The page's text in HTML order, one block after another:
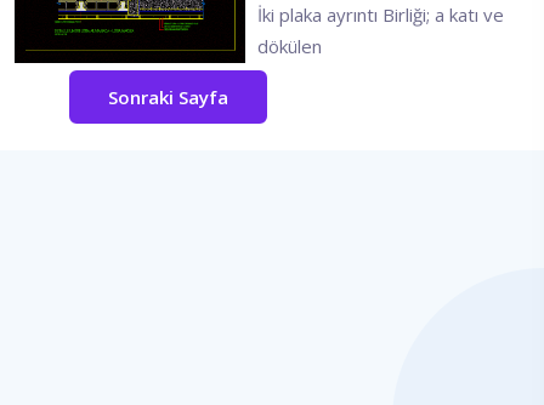
İki plaka ayrıntı Birliği; a katı ve
dökülen
Sonraki Sayfa